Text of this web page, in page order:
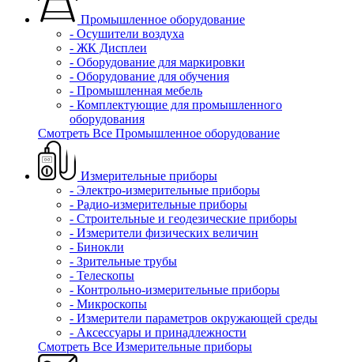
Промышленное оборудование
- Осушители воздуха
- ЖК Дисплеи
- Оборудование для маркировки
- Оборудование для обучения
- Промышленная мебель
- Комплектующие для промышленного
оборудования
Смотреть Все Промышленное оборудование
Измерительные приборы
- Электро-измерительные приборы
- Радио-измерительные приборы
- Строительные и геодезические приборы
- Измерители физических величин
- Бинокли
- Зрительные трубы
- Телескопы
- Контрольно-измерительные приборы
- Микроскопы
- Измерители параметров окружающей среды
- Аксессуары и принадлежности
Смотреть Все Измерительные приборы